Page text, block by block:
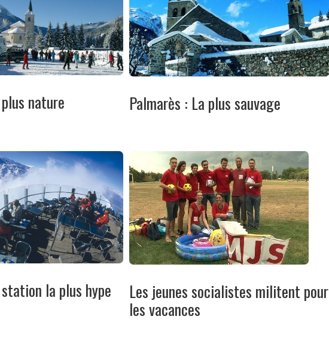
nature Palmarès : La plus sauvage
la plus hype Les jeunes socialistes militent pour
les vacances